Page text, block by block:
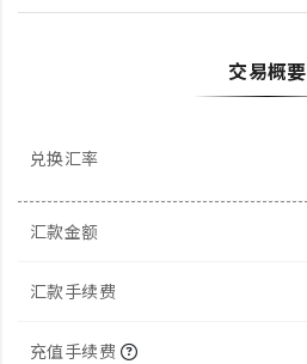
交易概要
兑换汇率
汇款金额
汇款手续费
充值手续费